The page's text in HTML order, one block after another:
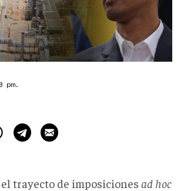
pm.
trayecto de imposiciones ad hoc